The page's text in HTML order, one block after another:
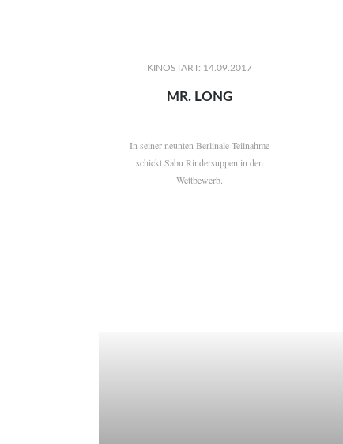
KINOSTART: 14.09.2017
MR. LONG
In seiner neunten Berlinale-Teilnahme
schickt Sabu Rindersuppen in den
Wettbewerb.